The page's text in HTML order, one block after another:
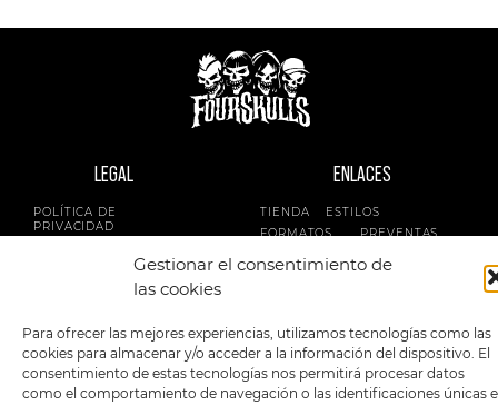
Gestionar el consentimiento de
las cookies
Para ofrecer las mejores experiencias, utilizamos tecnologías como las
cookies para almacenar y/o acceder a la información del dispositivo. El
consentimiento de estas tecnologías nos permitirá procesar datos
como el comportamiento de navegación o las identificaciones únicas
LEGAL
POLÍTICA DE
PRIVACIDAD
ENLACES
TIENDA
ESTILOS
FORMATOS
PREVENTAS
SIGUENOS EN: METODOS DE PAGO: